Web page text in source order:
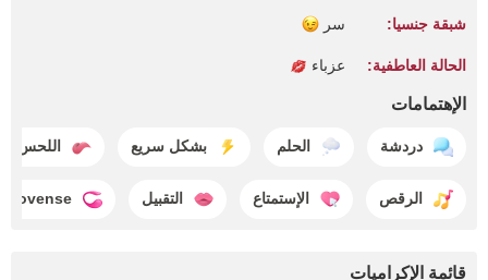
شبقة جنسيا: سر
الحالة العاطفية: عزباء
الإهتمامات
دردشة الحلم بشكل سريع اللحس
الرقص الإستمتاع التقبيل lovense
قائمة الإكراميات